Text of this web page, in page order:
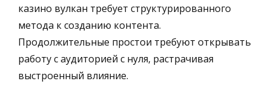
казино вулкан требует структурированного
метода к созданию контента.
Продолжительные простои требуют открывать
работу с аудиторией с нуля, растрачивая
выстроенный влияние.